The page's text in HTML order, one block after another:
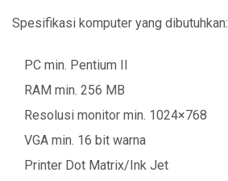
Spesifikasi komputer yang dibutuhkan:
PC min. Pentium II
RAM min. 256 MB
Resolusi monitor min. 1024×768
VGA min. 16 bit warna
Printer Dot Matrix/Ink Jet